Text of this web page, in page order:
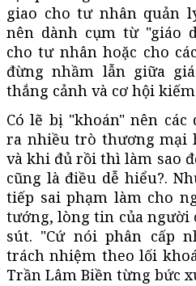
giao cho tư nhân quản
nên dành cụm từ "giáo
cho tư nhân hoặc cho
đừng nhầm lẫn giữa
thắng cảnh và cơ hội
Có lẽ bị "khoán" nên
ra nhiều trò thương mại
và khi đủ rồi thì làm sao
cũng là điều dễ hiểu?.
tiếp sai phạm làm cho
tướng, lòng tin của người
sút. "Cứ nói phân cấp
trách nhiệm theo lối
Trần Lâm Biền từng bức